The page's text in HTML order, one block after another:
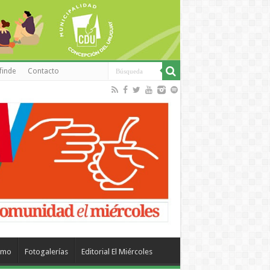
Contacto
Fotogalerías Editorial El Miércoles